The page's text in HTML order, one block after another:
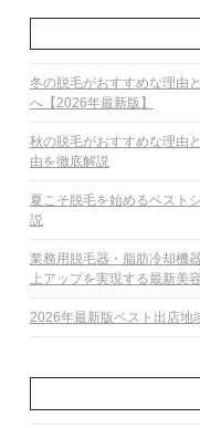
冬の脱毛がおすすめな理由
へ【2026年最新版】
秋の脱毛がおすすめな理由
由を徹底解説
夏こそ脱毛を始めるベスト
説
業務用脱毛器・脂肪冷却機
上アップを実現する最新美
2026年最新版ベスト出店地